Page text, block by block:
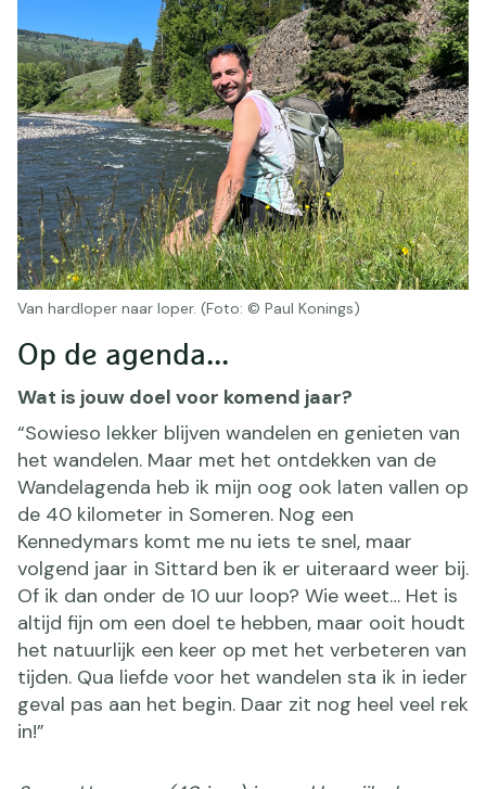
Op de agenda...
Wat is jouw doel voor komend jaar?
“Sowieso lekker blijven wandelen en genieten van
het wandelen. Maar met het ontdekken van de
Wandelagenda heb ik mijn oog ook laten vallen op
de 40 kilometer in Someren. Nog een
Kennedymars komt me nu iets te snel, maar
volgend jaar in Sittard ben ik er uiteraard weer bij.
Of ik dan onder de 10 uur loop? Wie weet… Het is
altijd fijn om een doel te hebben, maar ooit houdt
het natuurlijk een keer op met het verbeteren van
tijden. Qua liefde voor het wandelen sta ik in ieder
geval pas aan het begin. Daar zit nog heel veel rek
in!”
Van hardloper naar loper. (Foto: © Paul Konings)